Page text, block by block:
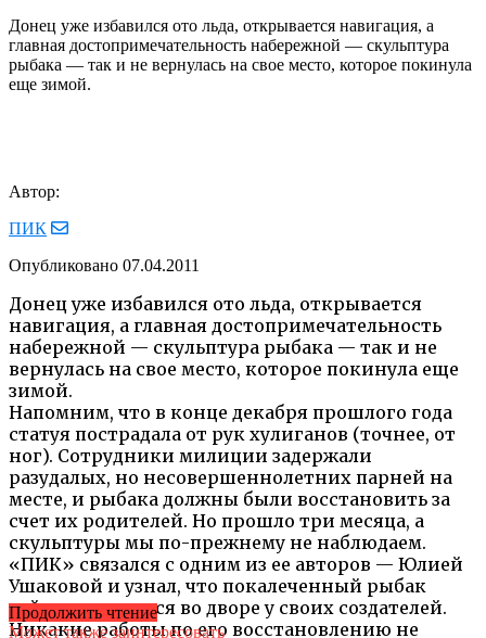
Донец уже избавился ото льда, открывается навигация, а
главная достопримечательность набережной — скульптура
рыбака — так и не вернулась на свое место, которое покинула
еще зимой.
Автор:
ПИК
Опубликовано 07.04.2011
Донец уже избавился ото льда, открывается
навигация, а главная достопримечательность
набережной — скульптура рыбака — так и не
вернулась на свое место, которое покинула еще
зимой.
Напомним, что в конце декабря прошлого года
статуя пострадала от рук хулиганов (точнее, от
ног). Сотрудники милиции задержали
разудалых, но несовершеннолетних парней на
месте, и рыбака должны были восстановить за
счет их родителей. Но прошло три месяца, а
скульптуры мы по-прежнему не наблюдаем.
«ПИК» связался с одним из ее авторов — Юлией
Ушаковой и узнал, что покалеченный рыбак
сейчас находится во дворе у своих создателей.
Никакие работы по его восстановлению не
Продолжить чтение
Может также заинтересовать